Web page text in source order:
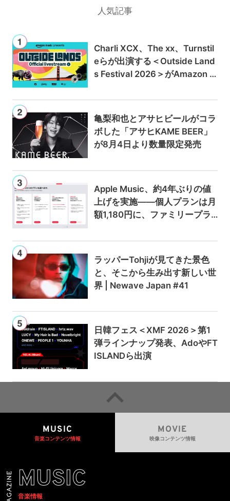
人気記事
Charli XCX、The xx、Turnstil
eらが出演する＜Outside Land
s Festival 2026＞がAmazon M
ブ配信
亀梨和也とアサヒビールがコラ
ボした「アサヒKAME BEER」
が8月4日より数量限定発売
Apple Music、約4年ぶりの値
上げを実施——個人プランは月
額1,180円に、ファミリープラ
ラッパーTohjiが見てきた景色
と、そこから生み出す新しい世
界 | Newave Japan #41
日韓フェス＜XMF 2026＞第1
弾ラインナップ発表、AdoやFT
ISLANDら出演
MUSIC
音楽コンテンツ情報
MOVIE
映像コンテンツ情報
MUSIC
音楽情報